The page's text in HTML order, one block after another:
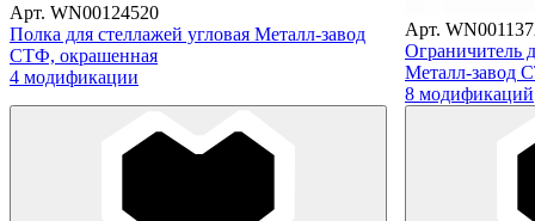
Арт. WN00124520
Полка для стеллажей угловая Металл-завод
СТФ, окрашенная
4 модификации
Арт.
Ограничитель
Металл-завод
8 модификаций